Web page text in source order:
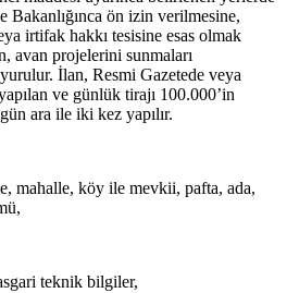
Bakanlığınca ön izin verilmesine,
irtifak hakkı tesisine esas olmak
avan projelerini sunmaları
İlan, Resmi Gazetede veya
ve günlük tirajı 100.000’in
ara ile iki kez yapılır.
mahalle, köy ile mevkii, pafta, ada,
teknik bilgiler,